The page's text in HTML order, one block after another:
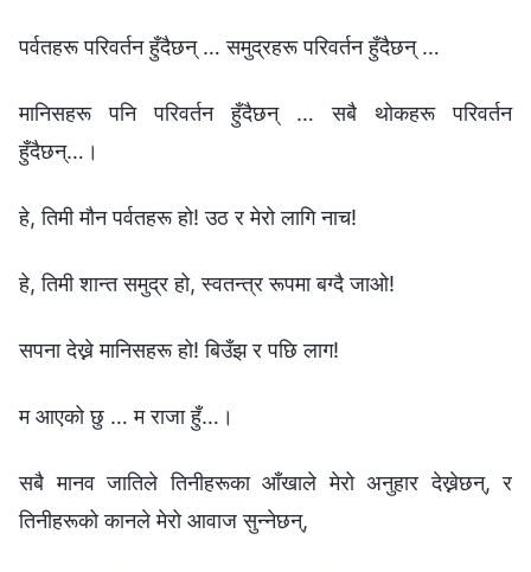
पर्वतहरू परिवर्तन हुँदैछन् … समुद्रहरू परिवर्तन हुँदैछन् …
मानिसहरू पनि परिवर्तन हुँदैछन् … सबै थोकहरू परिवर्तन
हुँदैछन्…।
हे, तिमी मौन पर्वतहरू हो! उठ र मेरो लागि नाच!
हे, तिमी शान्त समुद्र हो, स्वतन्त्र रूपमा बग्दै जाओ!
सपना देख्ने मानिसहरू हो! बिउँझ र पछि लाग!
म आएको छु … म राजा हुँ…।
सबै मानव जातिले तिनीहरूका आँखाले मेरो अनुहार देख्नेछन्, र
तिनीहरूको कानले मेरो आवाज सुन्नेछन्,